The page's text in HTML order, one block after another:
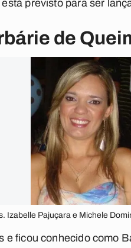
previsto para ser
de
Izabelle Pajuçara e Michele
e ficou conhecido como